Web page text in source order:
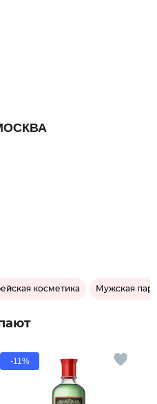
косметика Мужская
-11%